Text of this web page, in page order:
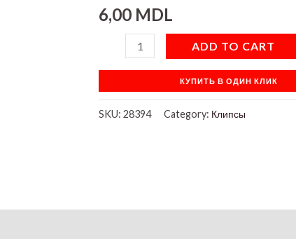
6,00 MDL
ADD TO CART
КУПИТЬ В ОДИН КЛИК
SKU:28394 Category: Клипсы